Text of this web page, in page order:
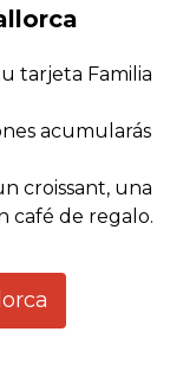
tarjeta Familia
acumularás
croissant, una
café de regalo.